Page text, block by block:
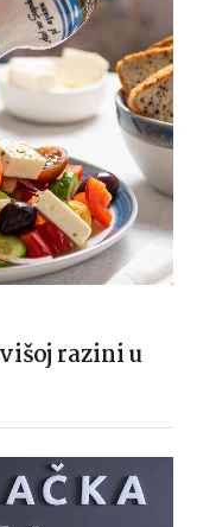
razini u